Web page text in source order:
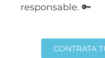
responsable. 🔑
CONTRATA